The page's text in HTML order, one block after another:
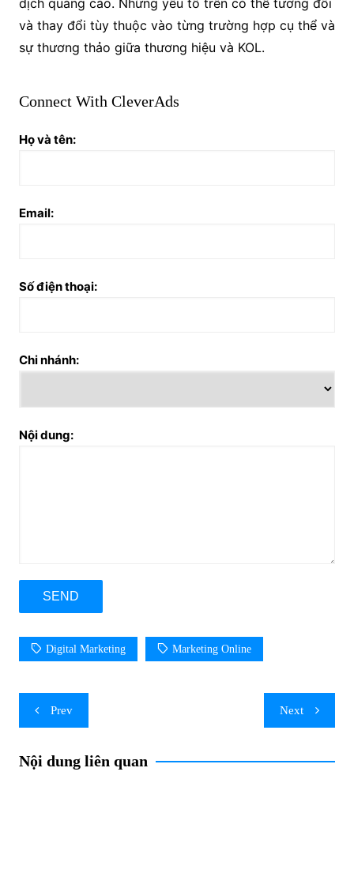
dịch quảng cáo. Những yếu tố trên có thể tương đối
và thay đổi tùy thuộc vào từng trường hợp cụ thể và
sự thương thảo giữa thương hiệu và KOL.
Connect With CleverAds
Họ và tên:
Email:
Số điện thoại:
Chi nhánh:
Nội dung:
Digital Marketing Marketing Online
Post
navigation
Prev Next
Nội dung liên quan